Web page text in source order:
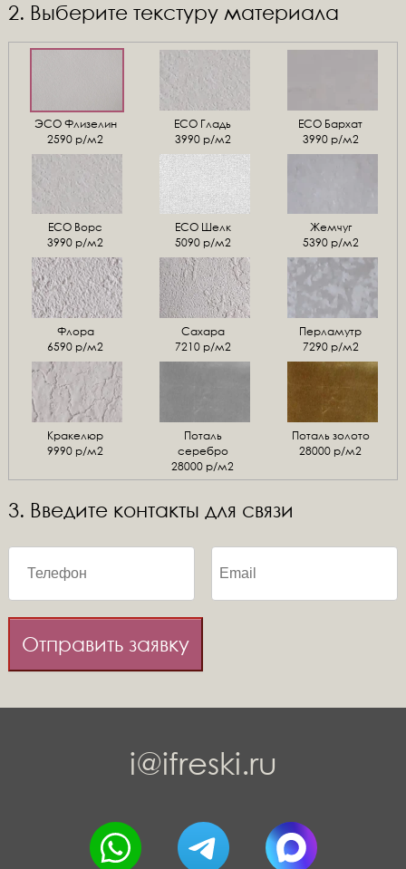
2. Выберите текстуру материала
ЭСО Флизелин
2590 р/м2
ЕСО Гладь
3990 р/м2
ECO Бархат
3990 р/м2
ЕСО Ворс
3990 р/м2
ЕСО Шелк
5090 р/м2
Жемчуг
5390 р/м2
Флора
6590 р/м2
Сахара
7210 р/м2
Перламутр
7290 р/м2
Кракелюр
9990 р/м2
Поталь
серебро
28000 р/м2
Поталь золото
28000 р/м2
3. Введите контакты для связи
Отправить заявку
i@ifreski.ru